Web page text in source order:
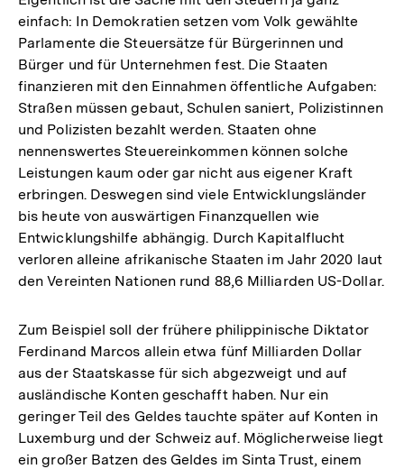
einfach: In Demokratien setzen vom Volk gewählte
Parlamente die Steuersätze für Bürgerinnen und
Bürger und für Unternehmen fest. Die Staaten
finanzieren mit den Einnahmen öffentliche Aufgaben:
Straßen müssen gebaut, Schulen saniert, Polizistinnen
und Polizisten bezahlt werden. Staaten ohne
nennenswertes Steuereinkommen können solche
Leistungen kaum oder gar nicht aus eigener Kraft
erbringen. Deswegen sind viele Entwicklungsländer
bis heute von auswärtigen Finanzquellen wie
Entwicklungshilfe abhängig. Durch Kapitalflucht
verloren alleine afrikanische Staaten im Jahr 2020 laut
den Vereinten Nationen rund 88,6 Milliarden US-Dollar.
Zum Beispiel soll der frühere philippinische Diktator
Ferdinand Marcos allein etwa fünf Milliarden Dollar
aus der Staatskasse für sich abgezweigt und auf
ausländische Konten geschafft haben. Nur ein
geringer Teil des Geldes tauchte später auf Konten in
Luxemburg und der Schweiz auf. Möglicherweise liegt
ein großer Batzen des Geldes im Sinta Trust, einem